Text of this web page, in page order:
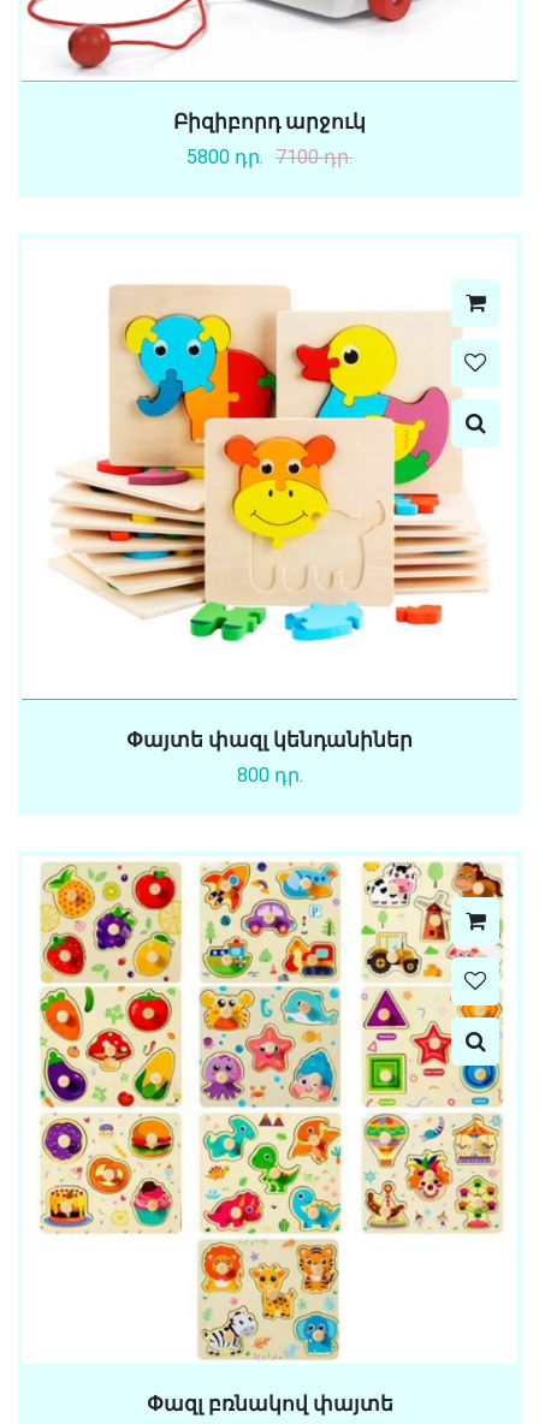
Բիզիբորդ արջուկ
5800 դր. 7100 դր.
Փայտե փազլ կենդանիներ
800 դր.
Փազլ բռնակով փայտե